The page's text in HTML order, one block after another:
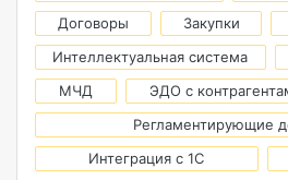
Договоры
Закупки
Интеллектуальная система
МЧД
ЭДО с
Регламентирующие
Интеграция с 1С